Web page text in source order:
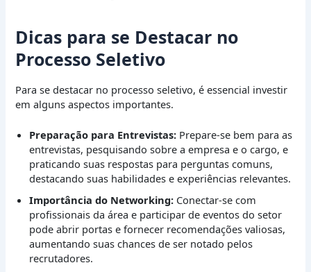
Dicas para se Destacar no
Processo Seletivo
Para se destacar no processo seletivo, é essencial investir
em alguns aspectos importantes.
Preparação para Entrevistas: Prepare-se bem para as
entrevistas, pesquisando sobre a empresa e o cargo, e
praticando suas respostas para perguntas comuns,
destacando suas habilidades e experiências relevantes.
Importância do Networking: Conectar-se com
profissionais da área e participar de eventos do setor
pode abrir portas e fornecer recomendações valiosas,
aumentando suas chances de ser notado pelos
recrutadores.